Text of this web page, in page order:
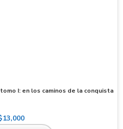
I: en los caminos de la conquista
13,000